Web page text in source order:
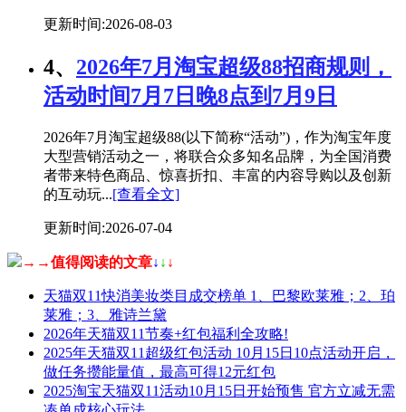
更新时间:2026-08-03
4、 2026年7月淘宝超级88招商规则，
活动时间7月7日晚8点到7月9日
2026年7月淘宝超级88(以下简称“活动”)，作为淘宝年度
大型营销活动之一，将联合众多知名品牌，为全国消费
者带来特色商品、惊喜折扣、丰富的内容导购以及创新
的互动玩...[查看全文]
更新时间:2026-07-04
→→值得阅读的文章↓ ↓ ↓
天猫双11快消美妆类目成交榜单 1、巴黎欧莱雅；2、珀
莱雅；3、雅诗兰黛
2026年天猫双11节奏+红包福利全攻略!
2025年天猫双11超级红包活动 10月15日10点活动开启，
做任务攒能量值，最高可得12元红包
2025淘宝天猫双11活动10月15日开始预售 官方立减无需